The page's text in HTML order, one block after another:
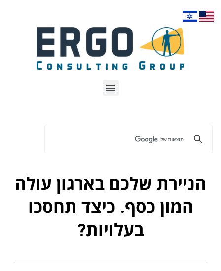
הניירת שלכם בארגון עולה
המון כסף. כיצד תחסכו
בעלויות?